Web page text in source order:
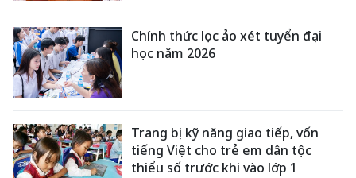
Chính thức lọc ảo xét tuyển đại
học năm 2026
Trang bị kỹ năng giao tiếp, vốn
tiếng Việt cho trẻ em dân tộc
thiểu số trước khi vào lớp 1